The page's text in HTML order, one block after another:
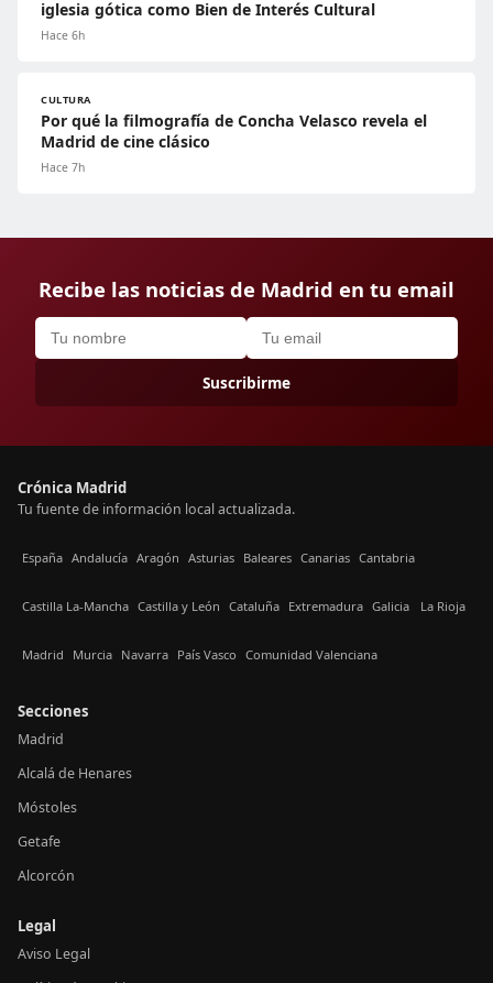
iglesia gótica como Bien de Interés Cultural
Hace 6h
CULTURA
Por qué la filmografía de Concha Velasco revela el
Madrid de cine clásico
Hace 7h
Recibe las noticias de Madrid en tu email
Suscribirme
Crónica Madrid
Tu fuente de información local actualizada.
España Andalucía Aragón Asturias Baleares Canarias Cantabria
Castilla La-Mancha Castilla y León Cataluña Extremadura Galicia La Rioja
Madrid Murcia Navarra País Vasco Comunidad Valenciana
Secciones
Madrid
Alcalá de Henares
Móstoles
Getafe
Alcorcón
Legal
Aviso Legal